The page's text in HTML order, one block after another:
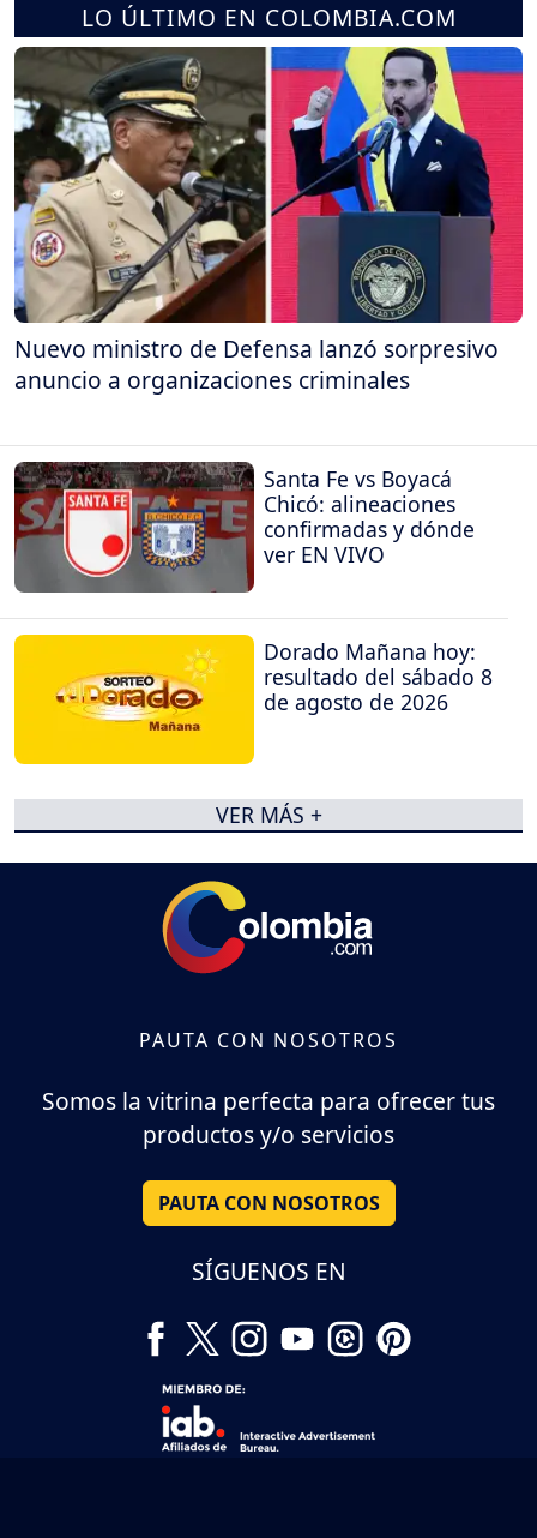
LO ÚLTIMO EN COLOMBIA.COM
Nuevo ministro de Defensa lanzó sorpresivo
anuncio a organizaciones criminales
Santa Fe vs Boyacá
Chicó: alineaciones
confirmadas y dónde
ver EN VIVO
Dorado Mañana hoy:
resultado del sábado 8
de agosto de 2026
VER MÁS +
PAUTA CON NOSOTROS
Somos la vitrina perfecta para ofrecer tus
productos y/o servicios
PAUTA CON NOSOTROS
SÍGUENOS EN